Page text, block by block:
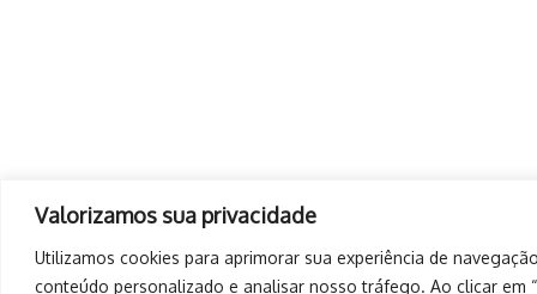
Valorizamos sua privacidade
Utilizamos cookies para aprimorar sua experiência de
conteúdo personalizado e analisar nosso tráfego. Ao clicar em